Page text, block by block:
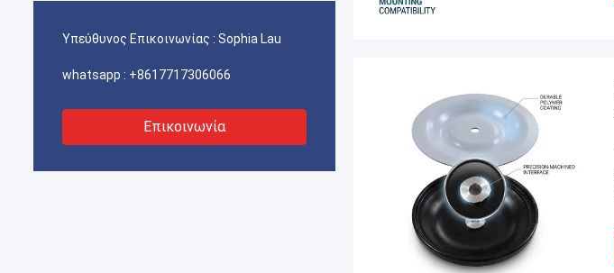
εξοπλισμός μεταφοράς ΥΦΑ.
μας, συστήματα προώθησης σκαφών και
Υπεύθυνος Επικοινωνίας : Sophia Lau
whatsapp : +8617717306066
Επικοινωνία